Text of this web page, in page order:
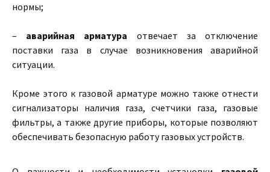
нормы;
– аварийная арматура отвечает за отключение
поставки газа в случае возникновения аварийной
ситуации.
Кроме этого к газовой арматуре можно также отнести
сигнализаторы наличия газа, счетчики газа, газовые
фильтры, а также другие приборы, которые позволяют
обеспечивать безопасную работу газовых устройств.